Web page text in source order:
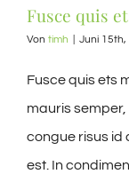
Fusce quis
Von timh Juni 15th,
Fusce quis ets
mauris
congue risus id
est. In